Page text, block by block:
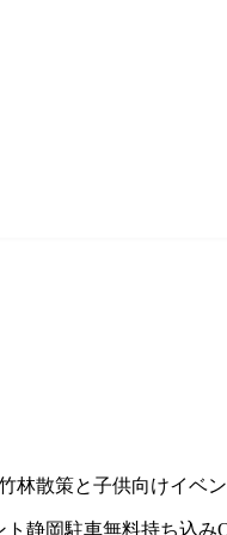
林散策と子供向けイベン
ト 静岡駐車無料持ち込み